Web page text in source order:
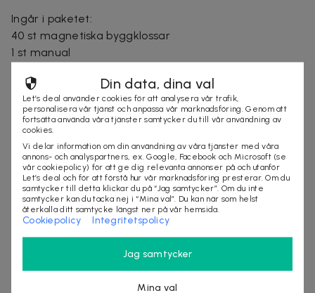
Ingår i paketet:
40 st magnetiska byggklossar
1 st manual
Leveranstid: 1-3 arbetsdagar
Säljes av
Nordmagasinet.com
Organisationsnummer:556905-5238
KÖP
Andra som kollat på dealen ovan tittar även
Din data, dina val
Let’s deal använder cookies för att analysera vår trafik,
personalisera vår tjänst och anpassa vår marknadsföring. Genom att
fortsätta använda våra tjänster samtycker du till vår användning av
cookies.
Vi delar information om din användning av våra tjänster med våra
annons- och analyspartners, ex. Google, Facebook och Microsoft (se
vår cookiepolicy) för att ge dig relevanta annonser på och utanför
Let’s deal och för att förstå hur vår marknadsföring presterar. Om du
samtycker till detta klickar du på “Jag samtycker”. Om du inte
samtycker kan du tacka nej i “Mina val”. Du kan när som helst
återkalla ditt samtycke längst ner på vår hemsida.
Cookiepolicy Integritetspolicy
Jag samtycker
Mina val